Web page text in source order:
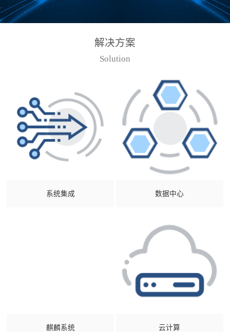
解决方案
Solution
系统集成 数据中心
麒麟系统 云计算